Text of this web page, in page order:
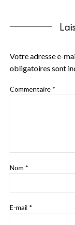
Votre adresse e-
obligatoires sont
Commentaire *
Nom *
E-mail *